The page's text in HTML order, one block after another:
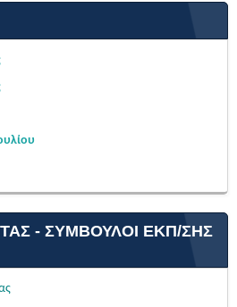
- ΣΎΜΒΟΥΛΟΙ ΕΚΠ/ΣΗΣ